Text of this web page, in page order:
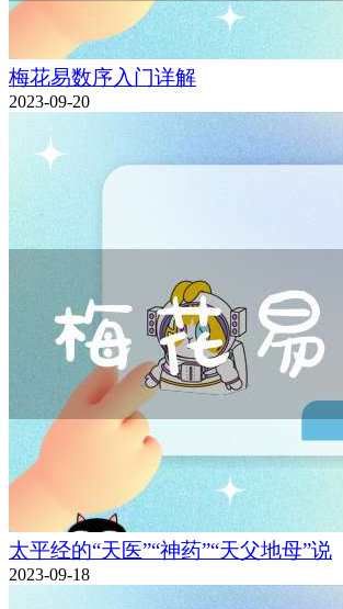
梅花易数序入门详解
2023-09-20
太平经的“天医”“神药”“天父地母”说
2023-09-18